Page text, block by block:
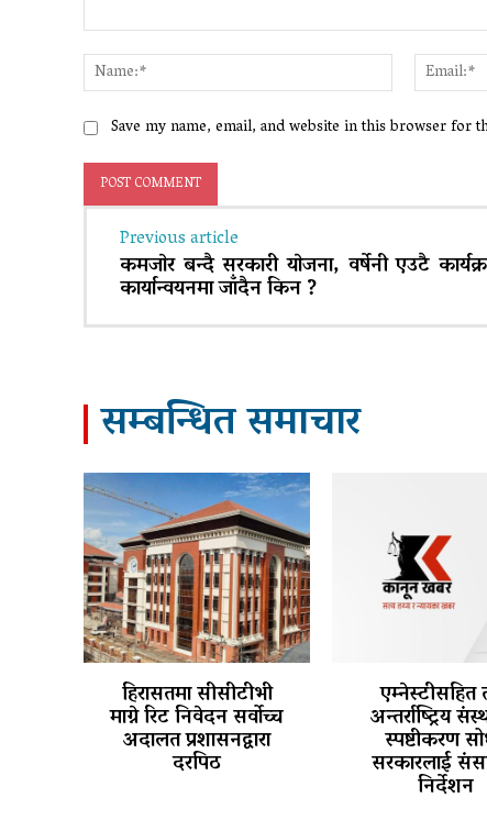
Name:*
Save my name, email, and website in this browser for
Previous article
कमजाेर बन्दै सरकारी याेजना, वर्षेनी एउटै
कार्यान्वयनमा जाँदैन किन ?
सम्बन्धित समाचार
हिरासतमा सीसीटीभी
माग्ने रिट निवेदन सर्वोच्च
अदालत प्रशासनद्वारा
दरपिठ
एम्नेस्टीसहित
अन्तर्राष्ट्रिय
स्पष्टीकरण
सरकारलाई
निर्देशन